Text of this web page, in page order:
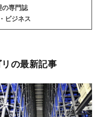
の専門誌
ビジネス
の最新記事